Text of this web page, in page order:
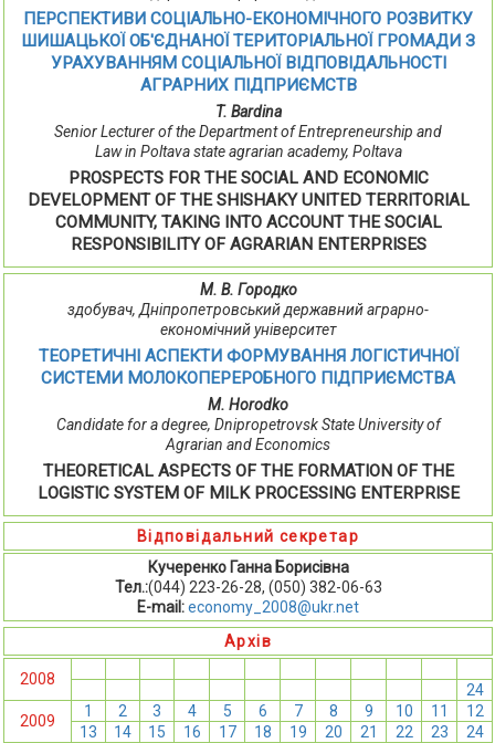
ПЕРСПЕКТИВИ СОЦІАЛЬНО-ЕКОНОМІЧНОГО РОЗВИТКУ
ШИШАЦЬКОЇ ОБ'ЄДНАНОЇ ТЕРИТОРІАЛЬНОЇ ГРОМАДИ З
УРАХУВАННЯМ СОЦІАЛЬНОЇ ВІДПОВІДАЛЬНОСТІ
АГРАРНИХ ПІДПРИЄМСТВ
T. Bardina
Senior Lecturer of the Department of Entrepreneurship and
Law in Poltava state agrarian academy, Poltava
PROSPECTS FOR THE SOCIAL AND ECONOMIC
DEVELOPMENT OF THE SHISHAKY UNITED TERRITORIAL
COMMUNITY, TAKING INTO ACCOUNT THE SOCIAL
RESPONSIBILITY OF AGRARIAN ENTERPRISES
М. В. Городко
здобувач, Дніпропетровський державний аграрно-
економічний університет
ТЕОРЕТИЧНІ АСПЕКТИ ФОРМУВАННЯ ЛОГІСТИЧНОЇ
СИСТЕМИ МОЛОКОПЕРЕРОБНОГО ПІДПРИЄМСТВА
M. Horodko
Сandidate for a degree, Dnipropetrovsk State University of
Agrarian and Economics
THEORETICAL ASPECTS OF THE FORMATION OF THE
LOGISTIC SYSTEM OF MILK PROCESSING ENTERPRISE
Відповідальний секретар
Кучеренко Ганна Борисівна
Тел.:(044) 223-26-28, (050) 382-06-63
E-mail:economy_2008@ukr.net
Архів
2008
24
2009
1 2 3 4 5 6 7 8 9 10 11
12
13
14 15 16 17 18 19 20 21 22 23
24